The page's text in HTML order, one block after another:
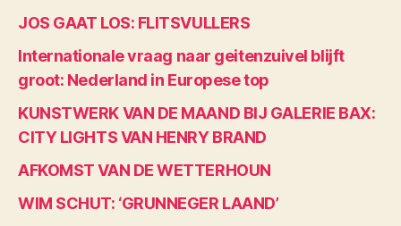
JOS GAAT LOS: FLITSVULLERS
Internationale vraag naar geitenzuivel blijft
groot: Nederland in Europese top
KUNSTWERK VAN DE MAAND BIJ GALERIE BAX:
CITY LIGHTS VAN HENRY BRAND
AFKOMST VAN DE WETTERHOUN
WIM SCHUT: ‘GRUNNEGER LAAND’